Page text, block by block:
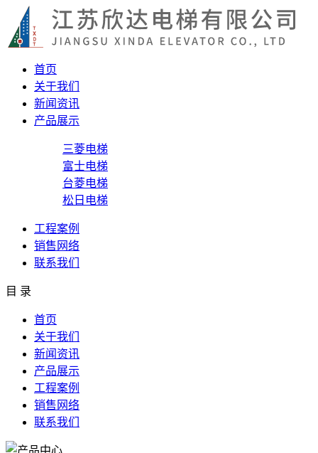
首页
关于我们
新闻资讯
产品展示
三菱电梯
富士电梯
台菱电梯
松日电梯
工程案例
销售网络
联系我们
目 录
首页
关于我们
新闻资讯
产品展示
工程案例
销售网络
联系我们